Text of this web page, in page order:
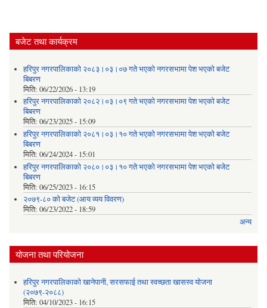
बजेट तथा कार्यक्रम
हरिपुर नगरपालिकाको २०८३।०३।०७ गते भएको नगरसभामा पेश भएको बजेट
बिबरण
मिति: 06/22/2026 - 13:19
हरिपुर नगरपालिकाको २०८२।०३।०९ गते भएको नगरसभामा पेश भएको बजेट
बिबरण
मिति: 06/23/2025 - 15:09
हरिपुर नगरपालिकाको २०८१।०३।१० गते भएको नगरसभामा पेश भएको बजेट
बिबरण
मिति: 06/24/2024 - 15:01
हरिपुर नगरपालिकाको २०८०।०३।१० गते भएको नगरसभामा पेश भएको बजेट
बिबरण
मिति: 06/25/2023 - 16:15
२०७९-८० को बजेट (आय व्यय विवरण)
मिति: 06/23/2022 - 18:59
अन्य
योजना तथा परियोजना
हरिपुर नगरपालिकाको खानेपानी, सरसफाई तथा स्वच्छता खासस्व योजना
(२०७९-२०८८)
मिति: 04/10/2023 - 16:15